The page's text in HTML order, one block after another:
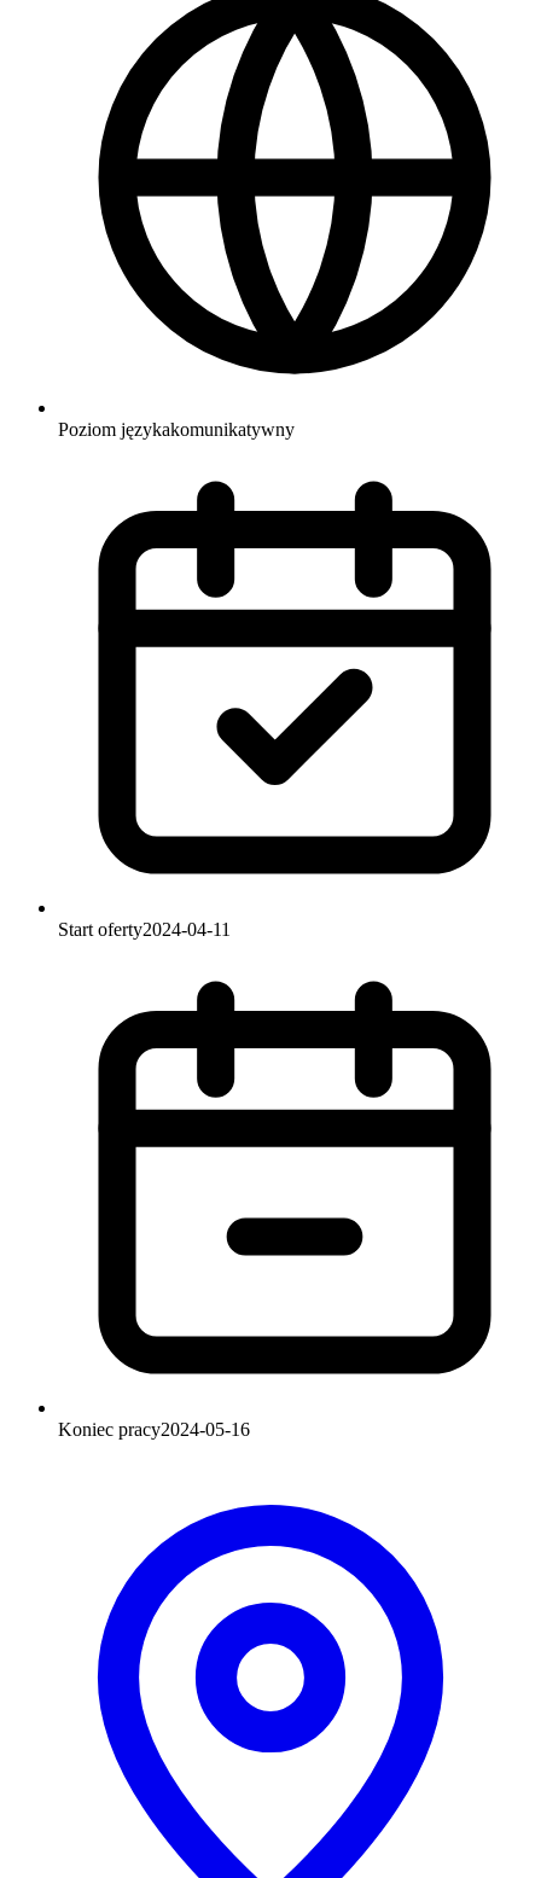
Poziom językakomunikatywny
Start oferty2024-04-11
Koniec pracy2024-05-16